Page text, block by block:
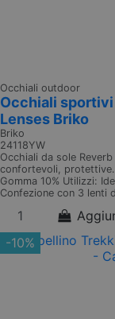
Occhiali outdoor
Occhiali sportivi
Lenses Briko
Briko
24118YW
Occhiali da sole
confortevoli,
Gomma 10% Utilizzi:
Confezione con 3 lenti
-10%